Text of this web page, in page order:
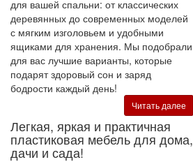
для вашей спальни: от классических
деревянных до современных моделей
с мягким изголовьем и удобными
ящиками для хранения. Мы подобрали
для вас лучшие варианты, которые
подарят здоровый сон и заряд
бодрости каждый день!
Читать далее
Легкая, яркая и практичная
пластиковая мебель для дома,
дачи и сада!